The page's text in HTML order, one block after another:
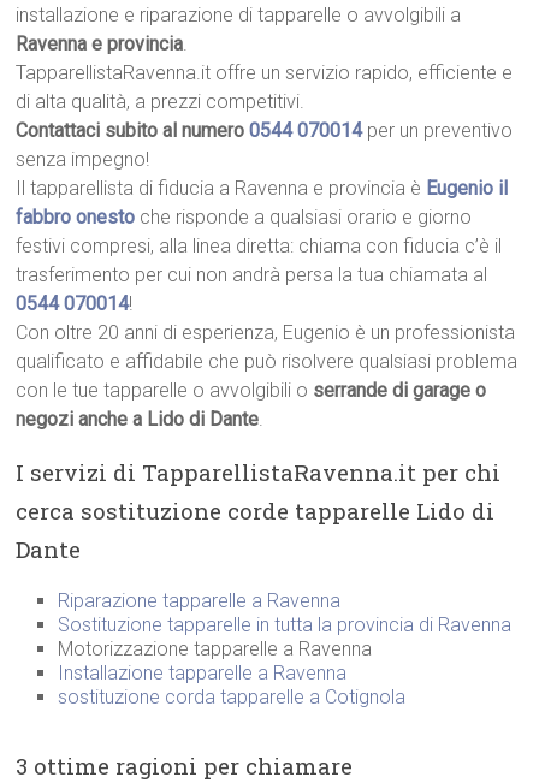
installazione e riparazione di tapparelle o avvolgibili a
Ravenna e provincia.
TapparellistaRavenna.it offre un servizio rapido, efficiente e
di alta qualità, a prezzi competitivi.
Contattaci subito al numero0544 070014per un preventivo
senza impegno!
Il tapparellista di fiducia a Ravenna e provincia è Eugenio il
fabbro onesto che risponde a qualsiasi orario e giorno
festivi compresi, alla linea diretta: chiama con fiducia c’è il
trasferimento per cui non andrà persa la tua chiamata al
0544 070014!
Con oltre 20 anni di esperienza, Eugenio è un professionista
qualificato e affidabile che può risolvere qualsiasi problema
con le tue tapparelle o avvolgibili o serrande di garage o
negozi anche a Lido di Dante.
I servizi di TapparellistaRavenna.it per chi
cerca sostituzione corde tapparelle Lido di
Dante
Riparazione tapparelle a Ravenna
Sostituzione tapparelle in tutta la provincia di Ravenna
Motorizzazione tapparelle a Ravenna
Installazione tapparelle a Ravenna
sostituzione corda tapparelle a Cotignola
3 ottime ragioni per chiamare